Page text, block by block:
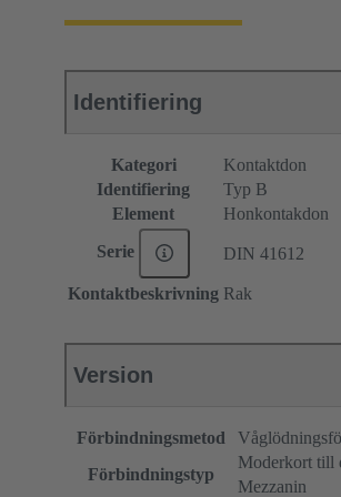
Identifiering
Kategori
Kontaktdon
Identifiering
Typ B
Element
Honkontakdon
Serie DIN 41612
Kontaktbeskrivning Rak
Version
Förbindningsmetod
Förbindningstyp
Moderkort till
Mezzanin